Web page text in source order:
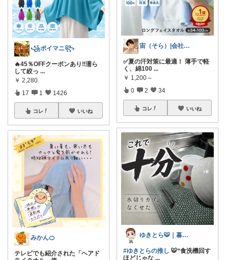
꧁ポイマニ꧂
🔥45％OFFクーポンあり‼️濡ら
して絞っ ...
￥ 2,280
17 1 1426
コレ いいね
みかん🍊
テレビでも紹介された「ヘアド
宙（そら）|会社に依存せず暮らしたい
✅夏の汗対策に最適！ 薄手で軽
く、綿100 ...
￥ 1,200～
0 2 34
コレ いいね
ゆきとら🐯｜暮らしをラクにしたいパパ
#ゆきとらの推し 🐯“食洗機回す
ほどじゃな ...